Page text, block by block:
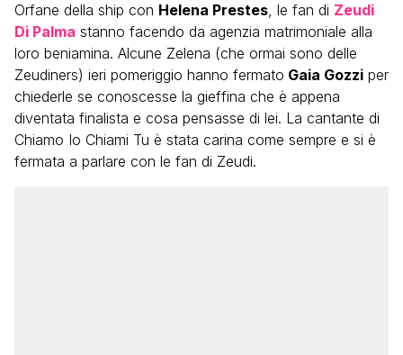
Orfane della ship con Helena Prestes, le fan di Zeudi
Di Palma stanno facendo da agenzia matrimoniale alla
loro beniamina. Alcune Zelena (che ormai sono delle
Zeudiners) ieri pomeriggio hanno fermato Gaia Gozzi per
chiederle se conoscesse la gieffina che è appena
diventata finalista e cosa pensasse di lei. La cantante di
Chiamo Io Chiami Tu è stata carina come sempre e si è
fermata a parlare con le fan di Zeudi.